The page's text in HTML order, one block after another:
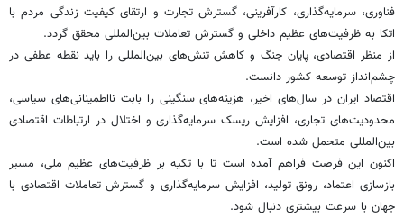
فناوری، سرمایه‌گذاری، کارآفرینی، گسترش تجارت و ارتقای کیفیت زندگی مردم با
اتکا به ظرفیت‌های عظیم داخلی و گسترش تعاملات بین‌المللی محقق گردد.
از منظر اقتصادی، پایان جنگ و کاهش تنش‌های بین‌المللی را باید نقطه عطفی در
چشم‌انداز توسعه کشور دانست.
اقتصاد ایران در سال‌های اخیر، هزینه‌های سنگینی را بابت نااطمینانی‌های سیاسی،
محدودیت‌های تجاری، افزایش ریسک سرمایه‌گذاری و اختلال در ارتباطات اقتصادی
بین‌المللی متحمل شده است.
اکنون این فرصت فراهم آمده است تا با تکیه بر ظرفیت‌های عظیم ملی، مسیر
بازسازی اعتماد، رونق تولید، افزایش سرمایه‌گذاری و گسترش تعاملات اقتصادی با
جهان با سرعت بیشتری دنبال شود.